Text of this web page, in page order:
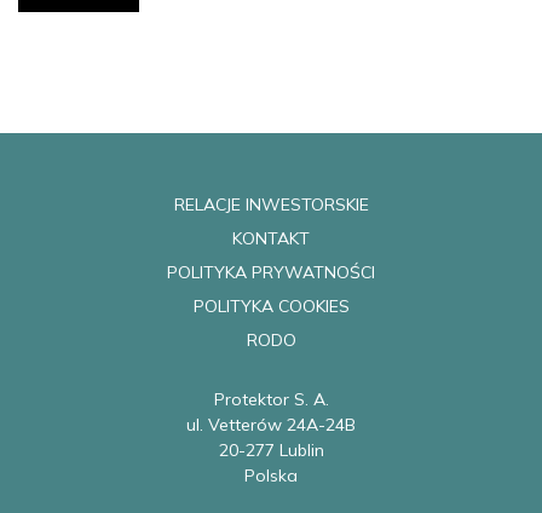
RELACJE INWESTORSKIE
KONTAKT
POLITYKA PRYWATNOŚCI
POLITYKA COOKIES
RODO
Protektor S. A.
ul. Vetterów 24A-24B
20-277 Lublin
Polska